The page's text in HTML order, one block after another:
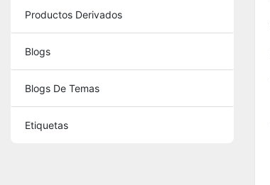
Productos Derivados
Blogs
Blogs De Temas
Etiquetas